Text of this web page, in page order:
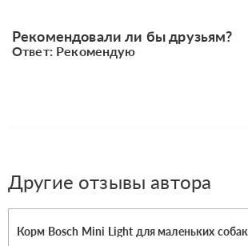
Рекомендовали ли бы друзьям?
Ответ: Рекомендую
Другие отзывы автора
Корм Bosch Mini Light для маленьких собак